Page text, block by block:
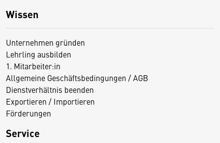
Wissen
Unternehmen gründen
Lehrling ausbilden
1. Mitarbeiter:in
Allgemeine Geschäftsbedingungen / AGB
Dienstverhältnis beenden
Exportieren / Importieren
Förderungen
Service